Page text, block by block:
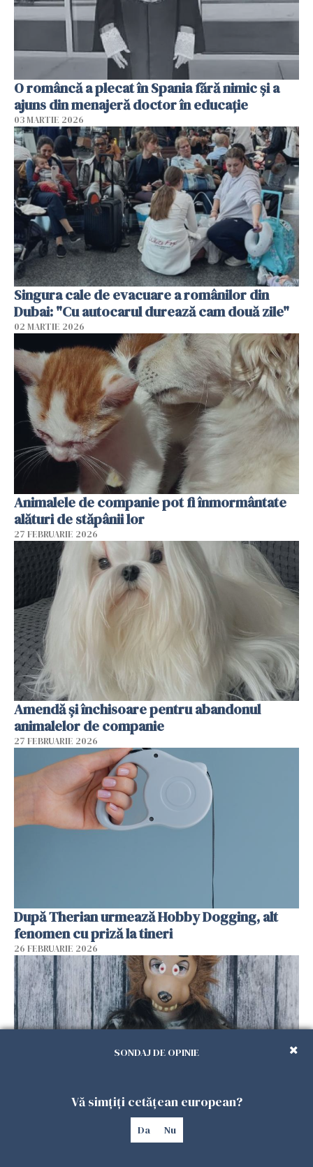
O româncă a plecat în Spania fără nimic și a
ajuns din menajeră doctor în educație
03 MARTIE 2026
Singura cale de evacuare a românilor din
Dubai: "Cu autocarul durează cam două zile"
02 MARTIE 2026
Animalele de companie pot fi înmormântate
alături de stăpânii lor
27 FEBRUARIE 2026
Amendă și închisoare pentru abandonul
animalelor de companie
27 FEBRUARIE 2026
După Therian urmează Hobby Dogging, alt
fenomen cu priză la tineri
26 FEBRUARIE 2026
Fenomenul Therian. Ce este și de unde
SONDAJ DE OPINIE
Vă simțiți cetățean european?
Da Nu